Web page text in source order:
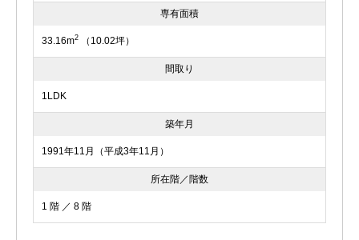
専有面積
33.16m2 （10.02坪）
間取り
1LDK
築年月
1991年11月（平成3年11月）
所在階／階数
1 階 ／ 8 階